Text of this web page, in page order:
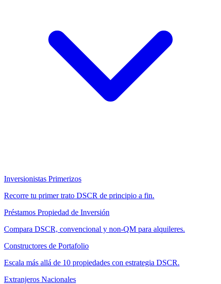
Inversionistas Primerizos
Recorre tu primer trato DSCR de principio a fin.
Préstamos Propiedad de Inversión
Compara DSCR, convencional y non-QM para alquileres.
Constructores de Portafolio
Escala más allá de 10 propiedades con estrategia DSCR.
Extranjeros Nacionales